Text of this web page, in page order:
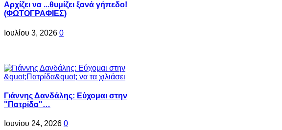
Αρχίζει να ...θυμίζει ξανά γήπεδο!
(ΦΩΤΟΓΡΑΦΙΕΣ)
Ιουλίου 3, 2026 0
Γιάννης Δανδάλης: Εύχομαι στην
"Πατρίδα"…
Ιουνίου 24, 2026 0